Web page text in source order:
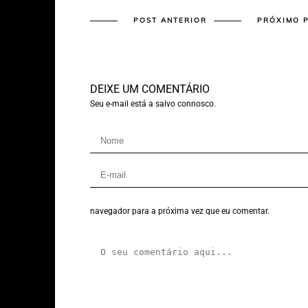
POST ANTERIOR PRÓXIMO
DEIXE UM COMENTÁRIO
Seu e-mail está a salvo connosco.
navegador para a próxima vez que eu comentar.